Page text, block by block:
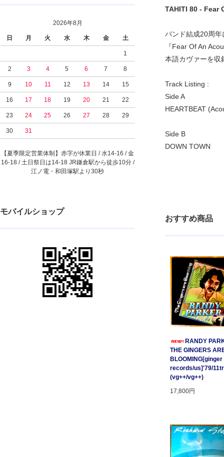
2026年8月
日 月 火 水 木 金 土
1
2 3 4 5 6 7 8
9 10 11 12 13 14 15
16 17 18 19 20 21 22
23 24 25 26 27 28 29
30 31
【夏季限定営業体制】赤字が休業日 / 水14-16 / 金
16-18 / 土日祭日は14-18 JR鎌倉駅から徒歩10分 /
江ノ電・和田塚駅より30秒
モバイルショップ
TAHITI 80 - Fear
バンド結成20周
『Fear Of An
本語カヴァーを収
Track Listing :
Side A
HEARTBEAT
Side B
DOWN TOWN
おすすめ商品
RANDY
THE GINGERS
BLOOMING[ginger
records/us]'79/
(vg++/vg++)
17,800円